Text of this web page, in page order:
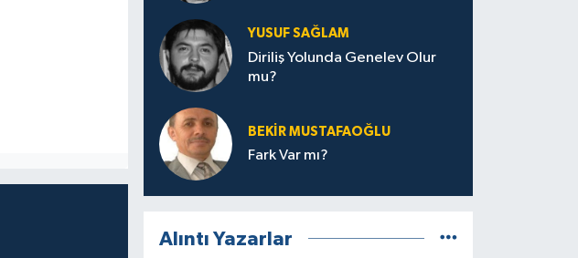
YUSUF SAĞLAM
Diriliş Yolunda Genelev Olur
mu?
BEKIR MUSTAFAOĞLU
Fark Var mı?
Alıntı Yazarlar